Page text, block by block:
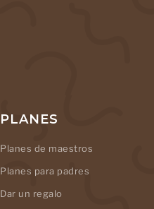
PLANES
Planes de maestros
Planes para padres
Dar un regalo